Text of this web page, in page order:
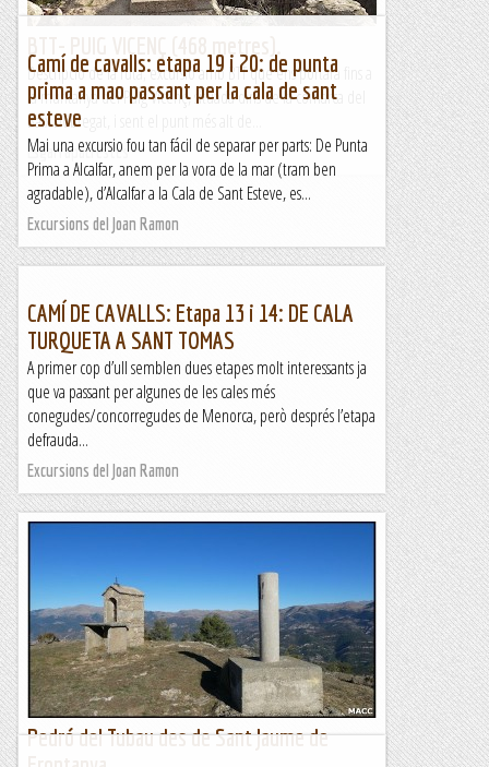
Descripció de la ruta; excursió amb BTT que ens portarà fins a
la muntanya del Puig Vicenç, situada dins de la comarca del
Baix Llobregat, i sent el punt més alt de...
Esgarrapacrestes
Camí de cavalls: etapa 19 i 20: de punta
prima a mao passant per la cala de sant
esteve
Mai una excursio fou tan fácil de separar per parts: De Punta
Prima a Alcalfar, anem per la vora de la mar (tram ben
agradable), d’Alcalfar a la Cala de Sant Esteve, es...
Excursions del Joan Ramon
CAMÍ DE CAVALLS: Etapa 13 i 14: DE CALA
TURQUETA A SANT TOMAS
A primer cop d’ull semblen dues etapes molt interessants ja
que va passant per algunes de les cales més
conegudes/concorregudes de Menorca, però després l’etapa
defrauda...
Excursions del Joan Ramon
Pedró del Tubau des de Sant Jaume de